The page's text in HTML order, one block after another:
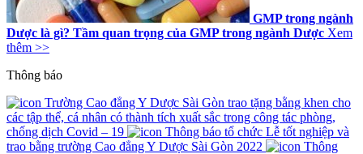
GMP trong ngành
Dược là gì? Tầm quan trọng của GMP trong ngành Dược Xem
thêm >>
Thông báo
Trường Cao đẳng Y Dược Sài Gòn trao tặng bằng khen cho
các tập thể, cá nhân có thành tích xuất sắc trong công tác phòng,
chống dịch Covid – 19
Thông báo tổ chức Lễ tốt nghiệp và
trao bằng trường Cao đẳng Y Dược Sài Gòn 2022
Thông